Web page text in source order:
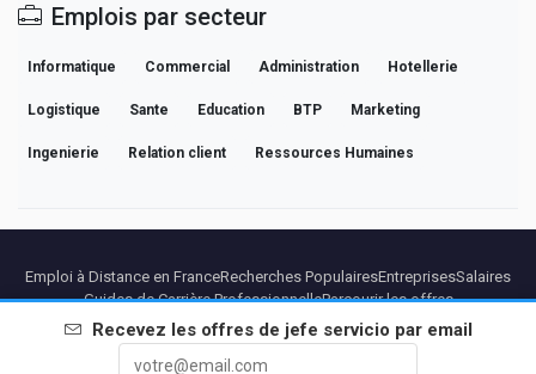
Emplois par secteur
Informatique Commercial Administration Hotellerie
Logistique Sante Education BTP Marketing
Ingenierie Relation client Ressources Humaines
Recevez les offres de jefe servicio par email
Emploi à Distance en FranceRecherches PopulairesEntreprisesSalaires
Guides de Carrière ProfessionnelleParcourir les offres
Mentions légales Confidentialite